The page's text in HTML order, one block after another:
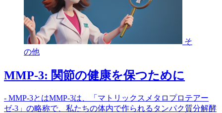
そ
の他
MMP-3: 関節の健康を保つために
- MMP-3とはMMP-3は、「マトリックスメタロプロテアー
ゼ-3」の略称で、私たちの体内で作られるタンパク質分解酵